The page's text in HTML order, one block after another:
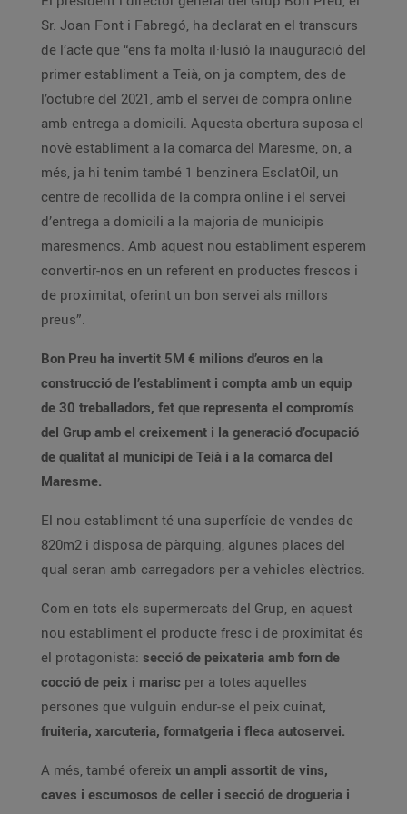
Sr. Joan Font i Fabregó, ha declarat en el transcurs
de l’acte que “ens fa molta il·lusió la inauguració del
primer establiment a Teià, on ja comptem, des de
l’octubre del 2021, amb el servei de compra online
amb entrega a domicili. Aquesta obertura suposa el
novè establiment a la comarca del Maresme, on, a
més, ja hi tenim també 1 benzinera EsclatOil, un
centre de recollida de la compra online i el servei
d’entrega a domicili a la majoria de municipis
maresmencs. Amb aquest nou establiment esperem
convertir-nos en un referent en productes frescos i
de proximitat, oferint un bon servei als millors
preus”.
Bon Preu ha invertit 5M € milions d’euros en la
construcció de l’establiment i compta amb un equip
de 30 treballadors, fet que representa el compromís
del Grup amb el creixement i la generació d’ocupació
de qualitat al municipi de Teià i a la comarca del
Maresme.
El nou establiment té una superfície de vendes de
820m2 i disposa de pàrquing, algunes places del
qual seran amb carregadors per a vehicles elèctrics.
Com en tots els supermercats del Grup, en aquest
nou establiment el producte fresc i de proximitat és
el protagonista: secció de peixateria amb forn de
cocció de peix i marisc per a totes aquelles
persones que vulguin endur-se el peix cuinat,
fruiteria, xarcuteria, formatgeria i fleca autoservei.
A més, també ofereix un ampli assortit de vins,
caves i escumosos de celler i secció de drogueria i